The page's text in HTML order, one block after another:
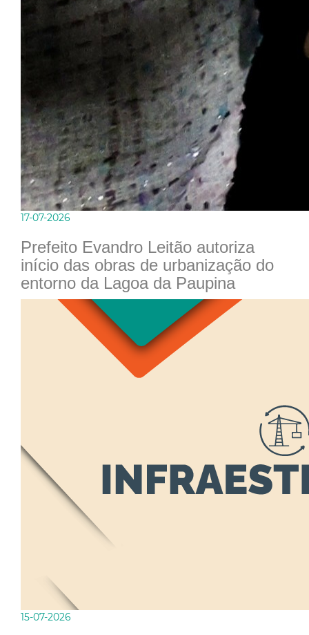
17-07-2026
Prefeito Evandro Leitão autoriza
início das obras de urbanização do
entorno da Lagoa da Paupina
15-07-2026